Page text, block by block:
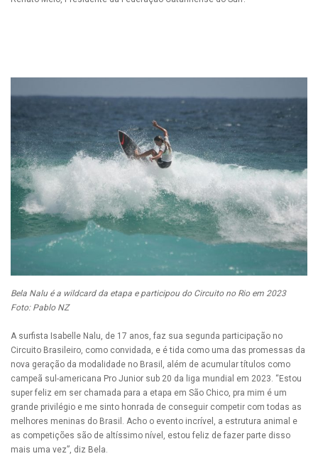
Bela Nalu é a wildcard da etapa e participou do Circuito no Rio em 2023
Foto: Pablo NZ
A surfista Isabelle Nalu, de 17 anos, faz sua segunda participação no
Circuito Brasileiro, como convidada, e é tida como uma das promessas da
nova geração da modalidade no Brasil, além de acumular títulos como
campeã sul-americana Pro Junior sub 20 da liga mundial em 2023. “Estou
super feliz em ser chamada para a etapa em São Chico, pra mim é um
grande privilégio e me sinto honrada de conseguir competir com todas as
melhores meninas do Brasil. Acho o evento incrível, a estrutura animal e
as competições são de altíssimo nível, estou feliz de fazer parte disso
mais uma vez”, diz Bela.